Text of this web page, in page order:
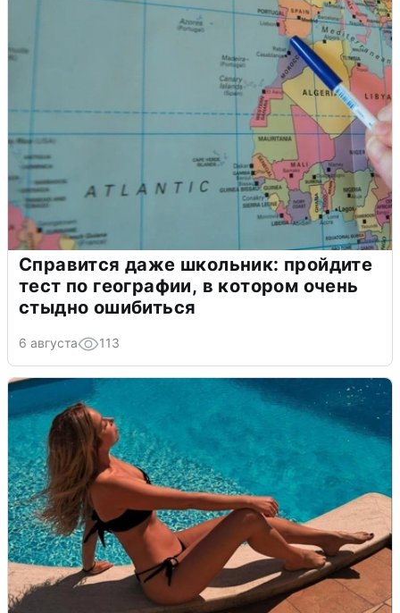
Справится даже школьник: пройдите
тест по географии, в котором очень
стыдно ошибиться
6 августа 113